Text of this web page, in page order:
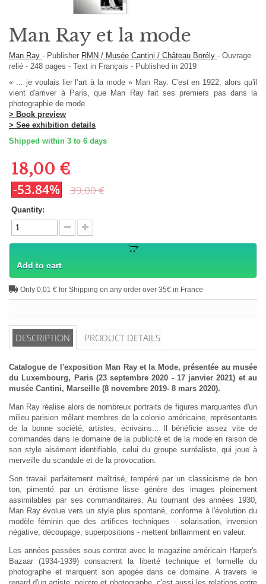
Man Ray et la mode
Man Ray - Publisher RMN / Musée Cantini / Château Borély - Ouvrage
relié - 248 pages - Text in Français - Published in 2019
« ... je voulais lier l’art à la mode » Man Ray. C'est en 1922, alors qu'il
vient d'arriver à Paris, que Man Ray fait ses premiers pas dans la
photographie de mode.
> Book preview
> See exhibition details
Shipped within 3 to 6 days
18,00 €
-53.84% 39,00 €
Quantity:
Add to cart
Only 0,01 € for Shipping on any order over 35€ in France
DESCRIPTION PRODUCT DETAILS
Catalogue de l'exposition Man Ray et la Mode, présentée au musée
du Luxembourg, Paris (23 septembre 2020 - 17 janvier 2021) et au
musée Cantini, Marseille (8 novembre 2019- 8 mars 2020).
Man Ray réalise alors de nombreux portraits de figures marquantes d'un
milieu parisien mêlant membres de la colonie américaine, représentants
de la bonne société, artistes, écrivains... Il bénéficie assez vite de
commandes dans le domaine de la publicité et de la mode en raison de
son style aisément identifiable, celui du groupe surréaliste, qui joue à
merveille du scandale et de la provocation.
Son travail parfaitement maîtrisé, tempéré par un classicisme de bon
ton, pimenté par un érotisme lisse génère des images pleinement
assimilables par ses commanditaires. Au tournant des années 1930,
Man Ray évolue vers un style plus spontané, conforme à l'évolution du
modèle féminin que des artifices techniques - solarisation, inversion
négative, découpage, superpositions - mettent brillamment en valeur.
Les années passées sous contrat avec le magazine américain Harper's
Bazaar (1934-1939) consacrent la liberté technique et formelle du
photographe et marquent son apogée dans ce domaine. A travers le